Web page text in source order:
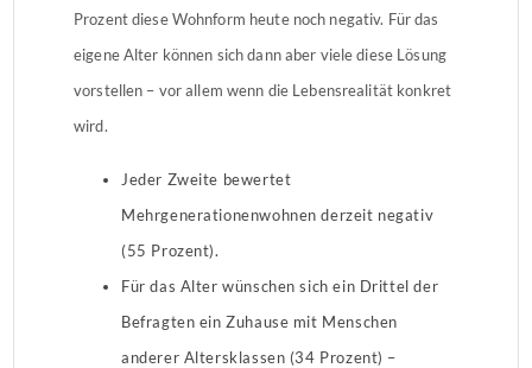
Prozent diese Wohnform heute noch negativ. Für das
eigene Alter können sich dann aber viele diese Lösung
vorstellen – vor allem wenn die Lebensrealität konkret
wird.
Jeder Zweite bewertet
Mehrgenerationenwohnen derzeit negativ
(55 Prozent).
Für das Alter wünschen sich ein Drittel der
Befragten ein Zuhause mit Menschen
anderer Altersklassen (34 Prozent) –